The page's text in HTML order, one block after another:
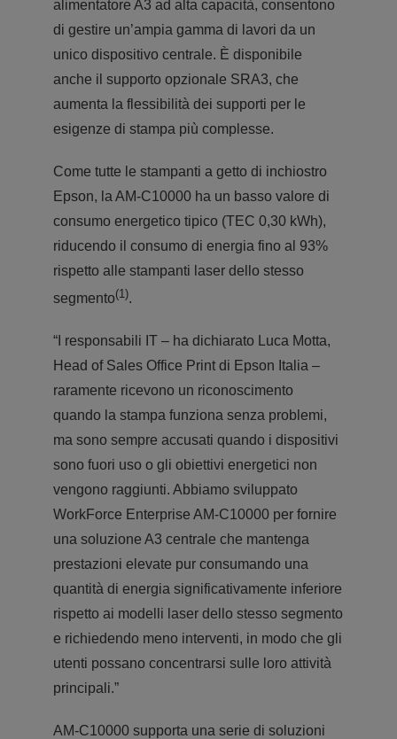
alimentatore A3 ad alta capacità, consentono
di gestire un’ampia gamma di lavori da un
unico dispositivo centrale. È disponibile
anche il supporto opzionale SRA3, che
aumenta la flessibilità dei supporti per le
esigenze di stampa più complesse.
Come tutte le stampanti a getto di inchiostro
Epson, la AM-C10000 ha un basso valore di
consumo energetico tipico (TEC 0,30 kWh),
riducendo il consumo di energia fino al 93%
rispetto alle stampanti laser dello stesso
segmento(1).
“I responsabili IT – ha dichiarato Luca Motta,
Head of Sales Office Print di Epson Italia –
raramente ricevono un riconoscimento
quando la stampa funziona senza problemi,
ma sono sempre accusati quando i dispositivi
sono fuori uso o gli obiettivi energetici non
vengono raggiunti. Abbiamo sviluppato
WorkForce Enterprise AM-C10000 per fornire
una soluzione A3 centrale che mantenga
prestazioni elevate pur consumando una
quantità di energia significativamente inferiore
rispetto ai modelli laser dello stesso segmento
e richiedendo meno interventi, in modo che gli
utenti possano concentrarsi sulle loro attività
principali.”
AM-C10000 supporta una serie di soluzioni